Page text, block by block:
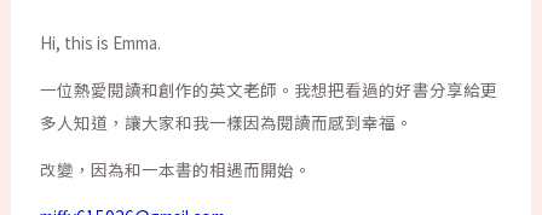
Hi, this is Emma.
一位熱愛閱讀和創作的英文老師。我想把看過的好書分享給更
多人知道，讓大家和我一樣因為閱讀而感到幸福。
改變，因為和一本書的相遇而開始。